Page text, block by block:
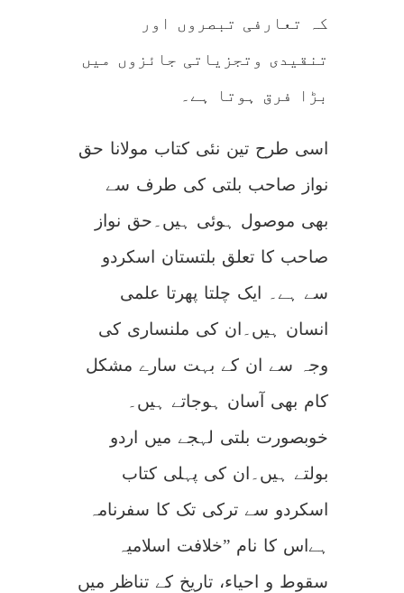
کہ تعارفی تبصروں اور
تنقیدی وتجزیاتی جائزوں میں
بڑا فرق ہوتا ہے۔
اسی طرح تین نئی کتاب مولانا حق
نواز صاحب بلتی کی طرف سے
بھی موصول ہوئی ہیں۔حق نواز
صاحب کا تعلق بلتستان اسکردو
سے ہے۔ ایک چلتا پھرتا علمی
انسان ہیں۔ان کی ملنساری کی
وجہ سے ان کے بہت سارے مشکل
کام بھی آسان ہوجاتے ہیں۔
خوبصورت بلتی لہجے میں اردو
بولتے ہیں۔ان کی پہلی کتاب
اسکردو سے ترکی تک کا سفرنامہ
ہےاس کا نام ”خلافت اسلامیہ
سقوط و احیاء، تاریخ کے تناظر میں